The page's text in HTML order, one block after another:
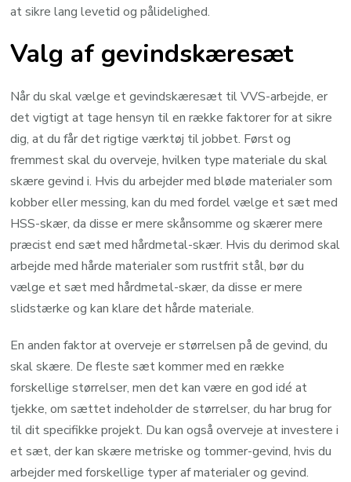
at sikre lang levetid og pålidelighed.
Valg af gevindskæresæt
Når du skal vælge et gevindskæresæt til VVS-arbejde, er
det vigtigt at tage hensyn til en række faktorer for at sikre
dig, at du får det rigtige værktøj til jobbet. Først og
fremmest skal du overveje, hvilken type materiale du skal
skære gevind i. Hvis du arbejder med bløde materialer som
kobber eller messing, kan du med fordel vælge et sæt med
HSS-skær, da disse er mere skånsomme og skærer mere
præcist end sæt med hårdmetal-skær. Hvis du derimod skal
arbejde med hårde materialer som rustfrit stål, bør du
vælge et sæt med hårdmetal-skær, da disse er mere
slidstærke og kan klare det hårde materiale.
En anden faktor at overveje er størrelsen på de gevind, du
skal skære. De fleste sæt kommer med en række
forskellige størrelser, men det kan være en god idé at
tjekke, om sættet indeholder de størrelser, du har brug for
til dit specifikke projekt. Du kan også overveje at investere i
et sæt, der kan skære metriske og tommer-gevind, hvis du
arbejder med forskellige typer af materialer og gevind.